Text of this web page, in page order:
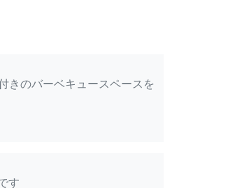
きのバーベキュースペースを
す